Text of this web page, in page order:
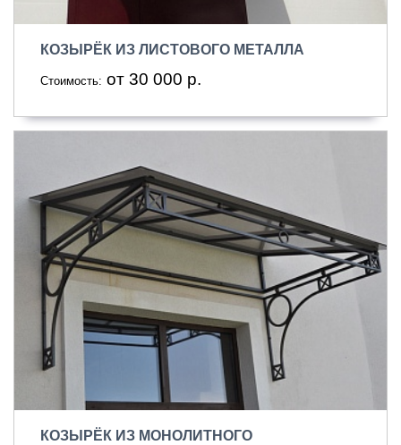
КОЗЫРЁК ИЗ ЛИСТОВОГО МЕТАЛЛА
Стоимость: от 30 000 р.
КОЗЫРЁК ИЗ МОНОЛИТНОГО